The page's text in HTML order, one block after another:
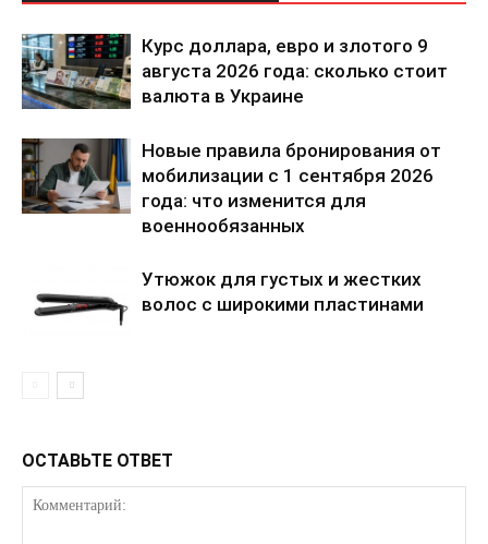
Курс доллара, евро и злотого 9
августа 2026 года: сколько стоит
валюта в Украине
Новые правила бронирования от
мобилизации с 1 сентября 2026
года: что изменится для
военнообязанных
Утюжок для густых и жестких
волос с широкими пластинами
ОСТАВЬТЕ ОТВЕТ